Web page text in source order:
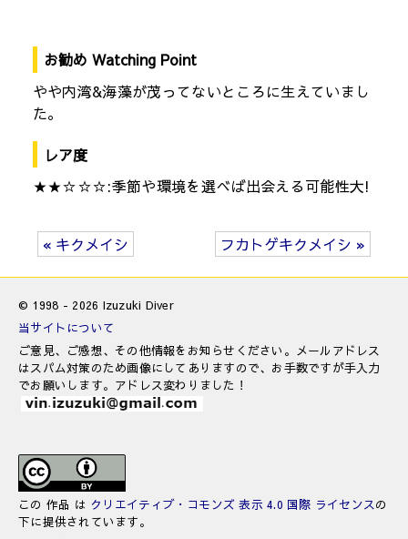
お勧め Watching Point
やや内湾&海藻が茂ってないところに生えていまし
た。
レア度
★★☆☆☆:季節や環境を選べば出会える可能性大!
« キクメイシ フカトゲキクメイシ »
© 1998 - 2026 Izuzuki Diver
当サイトについて
ご意見、ご感想、その他情報をお知らせください。メールアドレス
はスパム対策のため画像にしてありますので、お手数ですが手入力
でお願いします。アドレス変わりました！
この 作品 は クリエイティブ・コモンズ 表示 4.0 国際 ライセンスの
下に提供されています。